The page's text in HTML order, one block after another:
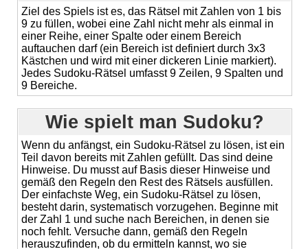
Ziel des Spiels ist es, das Rätsel mit Zahlen von 1 bis
9 zu füllen, wobei eine Zahl nicht mehr als einmal in
einer Reihe, einer Spalte oder einem Bereich
auftauchen darf (ein Bereich ist definiert durch 3x3
Kästchen und wird mit einer dickeren Linie markiert).
Jedes Sudoku-Rätsel umfasst 9 Zeilen, 9 Spalten und
9 Bereiche.
Wie spielt man Sudoku?
Wenn du anfängst, ein Sudoku-Rätsel zu lösen, ist ein
Teil davon bereits mit Zahlen gefüllt. Das sind deine
Hinweise. Du musst auf Basis dieser Hinweise und
gemäß den Regeln den Rest des Rätsels ausfüllen.
Der einfachste Weg, ein Sudoku-Rätsel zu lösen,
besteht darin, systematisch vorzugehen. Beginne mit
der Zahl 1 und suche nach Bereichen, in denen sie
noch fehlt. Versuche dann, gemäß den Regeln
herauszufinden, ob du ermitteln kannst, wo sie